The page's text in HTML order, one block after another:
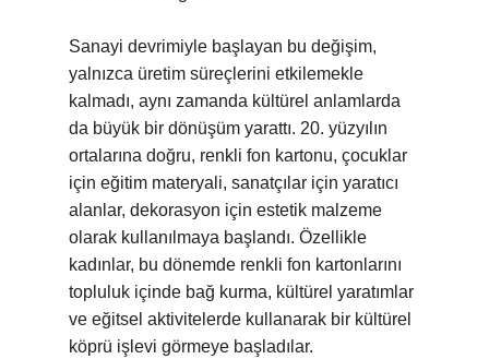
Sanayi devrimiyle başlayan bu değişim,
yalnızca üretim süreçlerini etkilemekle
kalmadı, aynı zamanda kültürel anlamlarda
da büyük bir dönüşüm yarattı. 20. yüzyılın
ortalarına doğru, renkli fon kartonu, çocuklar
için eğitim materyali, sanatçılar için yaratıcı
alanlar, dekorasyon için estetik malzeme
olarak kullanılmaya başlandı. Özellikle
kadınlar, bu dönemde renkli fon kartonlarını
topluluk içinde bağ kurma, kültürel yaratımlar
ve eğitsel aktivitelerde kullanarak bir kültürel
köprü işlevi görmeye başladılar.